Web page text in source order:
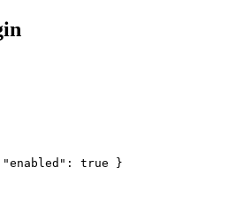
"enabled" : true }